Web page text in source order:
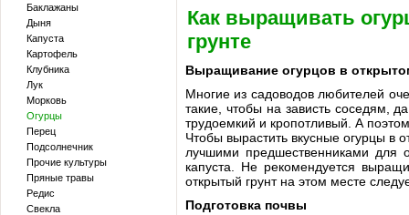
Баклажаны
Дыня
Капуста
Картофель
Клубника
Лук
Морковь
Огурцы
Перец
Подсолнечник
Прочие культуры
Пряные травы
Редис
Свекла
Как выращивать
грунте
Выращивание огурцов в
Многие из садоводов любителей
такие, чтобы на зависть соседям,
трудоемкий и кропотливый. А
Чтобы вырастить вкусные огурцы в
лучшими предшественниками для
капуста. Не рекомендуется
открытый грунт на этом месте
Подготовка почвы